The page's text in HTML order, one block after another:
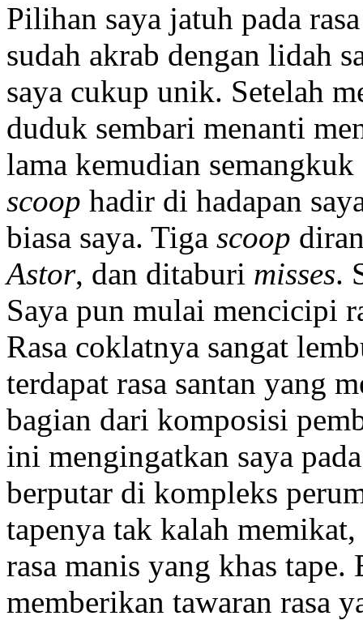
Pilihan saya jatuh pada
sudah akrab dengan lidah
saya cukup unik. Setelah
duduk sembari menanti
lama kemudian
scoop hadir di hadapan
biasa saya. Tiga scoop
Astor, dan ditaburi misses.
Saya pun mulai mencicipi
Rasa coklatnya sangat
terdapat rasa santan yang
bagian dari komposisi
ini mengingatkan saya
berputar di kompleks
tapenya tak kalah
rasa manis yang khas
memberikan tawaran rasa